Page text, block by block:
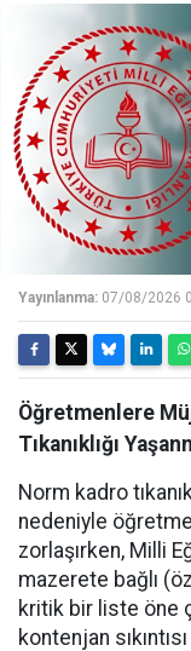
Yayınlanma: 07/08/2026
Öğretmenlere
Tıkanıklığı
Norm kadro
nedeniyle
zorlaşırken, Milli
mazerete bağlı
kritik bir liste öne
kontenjan